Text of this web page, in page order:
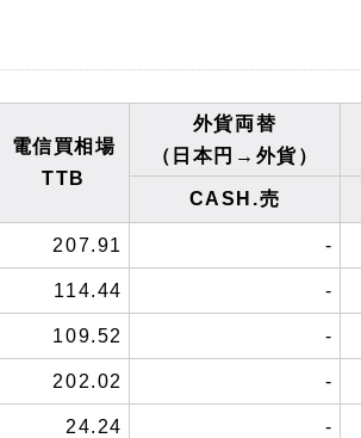
電信買相場
TTB
外貨両替
（日本円→外貨）
CASH.売
207.91 -
114.44 -
109.52 -
202.02 -
24.24 -